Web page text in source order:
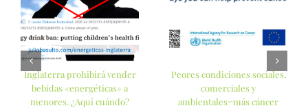
Inglaterra prohibirá vender
bebidas «energéticas» a
menores. ¿Aquí cuándo?
Peores condiciones sociales,
comerciales y
ambientales=más cáncer